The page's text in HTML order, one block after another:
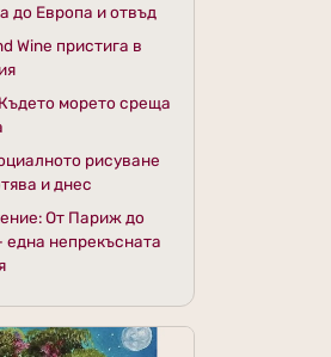
до Европа и отвъд
Wine пристига в
морето среща
рисуване
и днес
От Париж до
една непрекъсната